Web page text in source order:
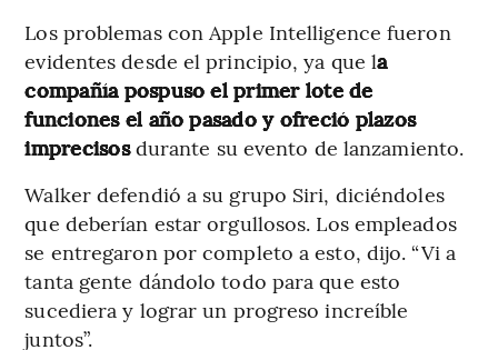
Los problemas con Apple Intelligence fueron
evidentes desde el principio, ya que la
compañía pospuso el primer lote de
funciones el año pasado y ofreció plazos
imprecisosdurante su evento de lanzamiento.
Walker defendió a su grupo Siri, diciéndoles
que deberían estar orgullosos. Los empleados
se entregaron por completo a esto, dijo. “Vi a
tanta gente dándolo todo para que esto
sucediera y lograr un progreso increíble
juntos”.